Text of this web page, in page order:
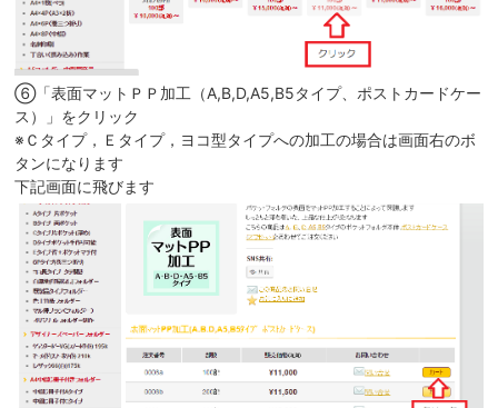
⑥「表面マットＰＰ加工（A,B,D,A5,B5タイプ、ポストカードケー
ス）」をクリック
※Ｃタイプ，Ｅタイプ，ヨコ型タイプへの加工の場合は画面右のボ
タンになります
下記画面に飛びます